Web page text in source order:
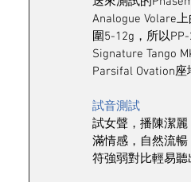
Analogue Volare
圍5-12g，所以
Signature Tango
Parsifal Ovation座
試音測試
試女聲，播陳潔
滿情感，自然流
符強弱對比輕易聽